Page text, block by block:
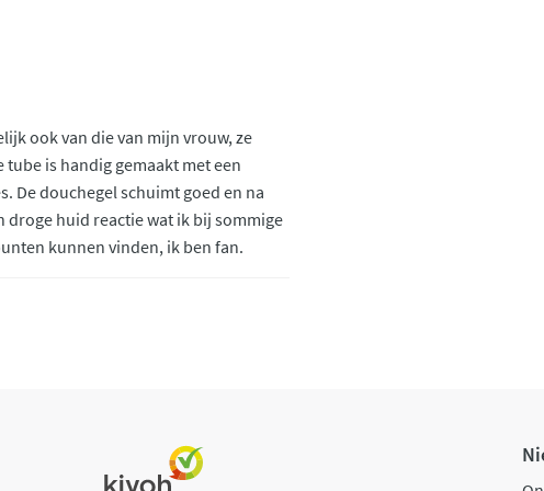
ook van die van mijn vrouw, ze
is handig gemaakt met een
De douchegel schuimt goed en na
droge huid reactie wat ik bij sommige
kunnen vinden, ik ben fan.